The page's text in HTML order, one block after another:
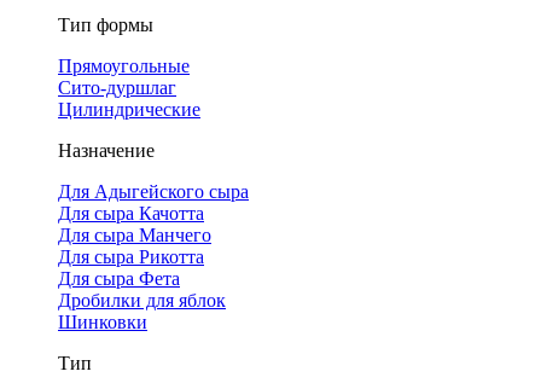
Тип формы
Прямоугольные
Сито-дуршлаг
Цилиндрические
Назначение
Для Адыгейского сыра
Для сыра Качотта
Для сыра Манчего
Для сыра Рикотта
Для сыра Фета
Дробилки для яблок
Шинковки
Тип